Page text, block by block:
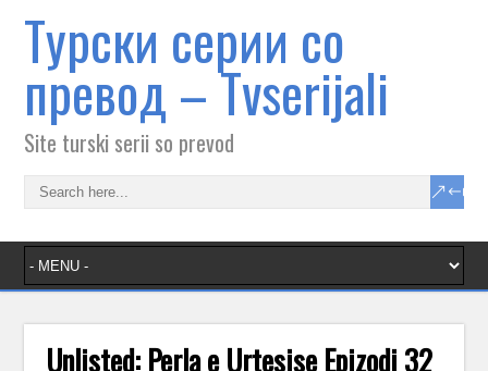
Tурски серии со
превод – Тvserijali
Site turski serii so prevod
Unlisted: Perla e Urtesise Epizodi 32